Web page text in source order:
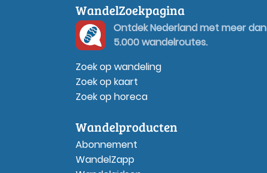
WandelZoekpagina
Ontdek Nederland met meer dan
5.000 wandelroutes.
Zoek op wandeling
Zoek op kaart
Zoek op horeca
Wandelproducten
Abonnement
WandelZapp